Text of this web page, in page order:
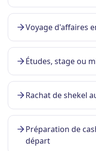
Voyage d'affaires
Études, stage ou
Rachat de shekel
Préparation de
départ